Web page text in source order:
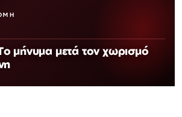
μήνυμα μετά τον χωρισμό